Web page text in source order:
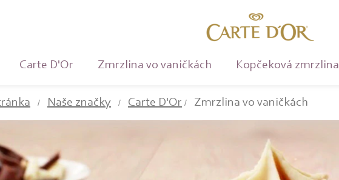
Carte D'Or Zmrzlina vo vaničkách Kopčeková zmrzlina
Naše značky Carte D'Or Zmrzlina vo vaničkách